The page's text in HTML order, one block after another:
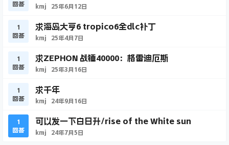
回答
kmj 25年6月12日
1
回答
求海岛大亨6 tropico6全dlc补丁
kmj 25年4月7日
1
回答
求ZEPHON 战锤40000：格雷迪厄斯
kmj 25年3月16日
1
回答
求千年
kmj 24年9月16日
1
回答
可以发一下白日升/rise of the White sun
kmj 24年7月5日